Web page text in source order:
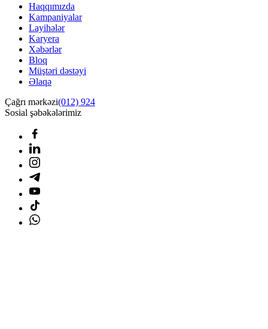
Haqqımızda
Kampaniyalar
Layihələr
Karyera
Xəbərlər
Bloq
Müştəri dəstəyi
Əlaqə
Çağrı mərkəzi(012) 924
Sosial şəbəkələrimiz